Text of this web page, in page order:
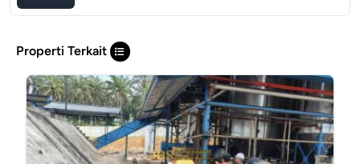
Properti Terkait